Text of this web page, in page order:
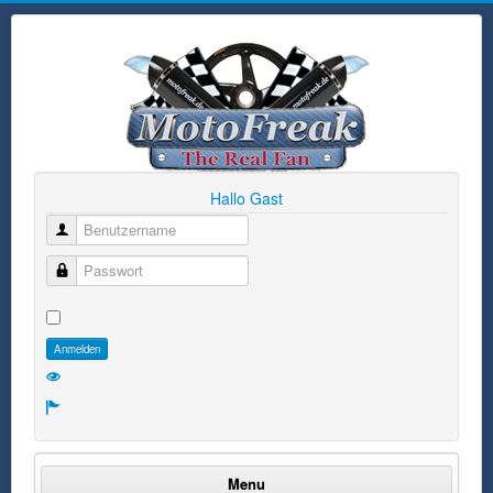
Hallo Gast
Benutzername
Passwort
Anmelden
Menu